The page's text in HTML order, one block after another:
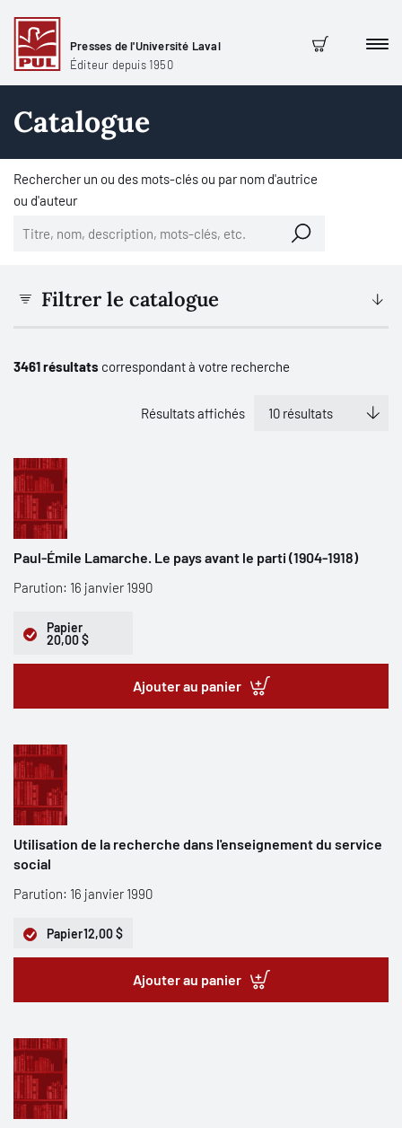
Presses de l'Université Laval
Éditeur depuis 1950
Panier
Catalogue
Rechercher un ou des mots-clés ou par nom d'autrice
ou d'auteur
Filtrer le catalogue
3461 résultats correspondant à votre recherche
Résultats affichés
Paul-Émile Lamarche. Le pays avant le parti (1904-1918)
Parution: 16 janvier 1990
Papier
20,00 $
Ajouter au panier
Utilisation de la recherche dans l'enseignement du service
social
Parution: 16 janvier 1990
Papier12,00 $
Ajouter au panier